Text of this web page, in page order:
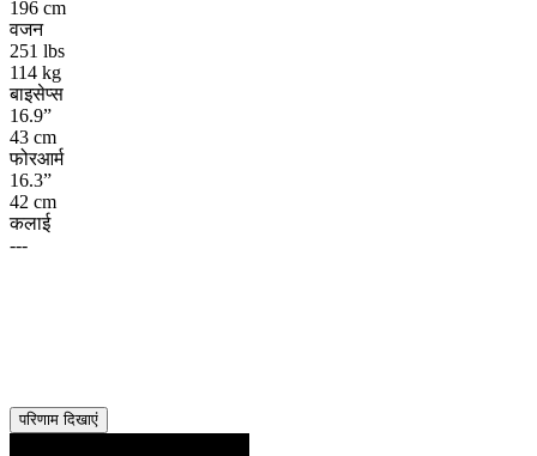
196 cm
वजन
251 lbs
114 kg
बाइसेप्स
16.9”
43 cm
फोरआर्म
16.3”
42 cm
कलाई
---
परिणाम दिखाएं